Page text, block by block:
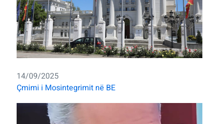
14/09/2025
Çmimi i Mosintegrimit në BE